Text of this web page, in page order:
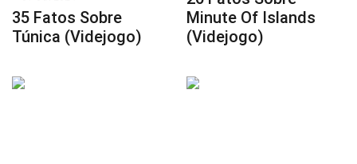
35 Fatos Sobre
Túnica (Videjogo)
Minute Of Islands
(Videjogo)